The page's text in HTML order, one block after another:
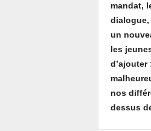
mandat,
dialogue,
un
les
nos
dessus